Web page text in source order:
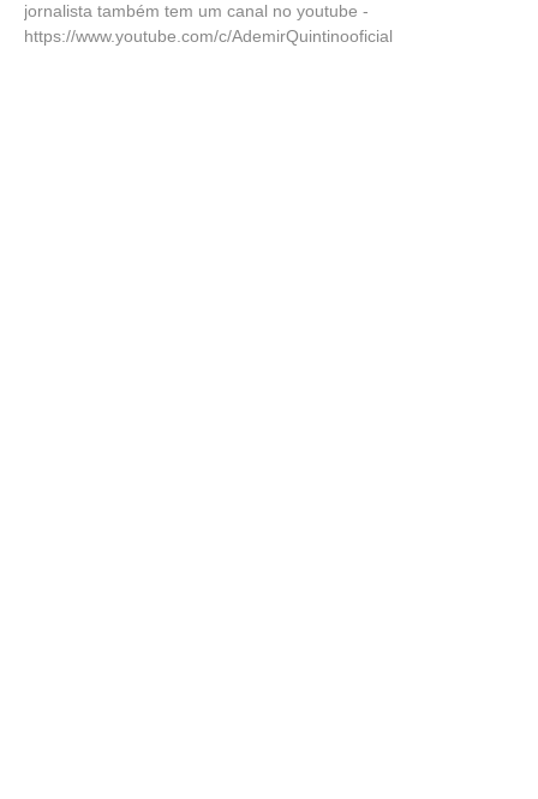
jornalista também tem um canal no youtube -
https://www.youtube.com/c/AdemirQuintinooficial